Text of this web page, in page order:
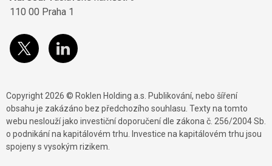
110 00 Praha 1
Copyright 2026 © Roklen Holding a.s. Publikování, nebo šíření
obsahu je zakázáno bez předchozího souhlasu. Texty na tomto
webu neslouží jako investiční doporučení dle zákona č. 256/2004 Sb.
o podnikání na kapitálovém trhu. Investice na kapitálovém trhu jsou
spojeny s vysokým rizikem.